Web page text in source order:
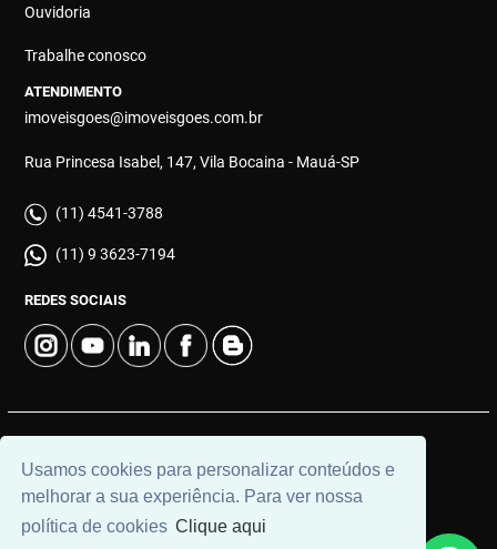
Usamos cookies para personalizar conteúdos e
melhorar a sua experiência. Para ver nossa
política de cookies Clique aqui
Ouvidoria
Trabalhe conosco
ATENDIMENTO
imoveisgoes@imoveisgoes.com.br
Rua Princesa Isabel, 147, Vila Bocaina - Mauá-SP
(11) 4541-3788
(11) 9 3623-7194
REDES SOCIAIS
Universal Software.